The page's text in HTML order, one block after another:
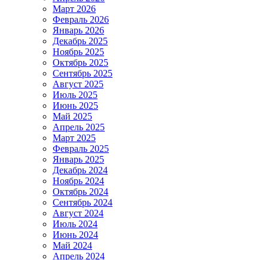
Март 2026
Февраль 2026
Январь 2026
Декабрь 2025
Ноябрь 2025
Октябрь 2025
Сентябрь 2025
Август 2025
Июль 2025
Июнь 2025
Май 2025
Апрель 2025
Март 2025
Февраль 2025
Январь 2025
Декабрь 2024
Ноябрь 2024
Октябрь 2024
Сентябрь 2024
Август 2024
Июль 2024
Июнь 2024
Май 2024
Апрель 2024